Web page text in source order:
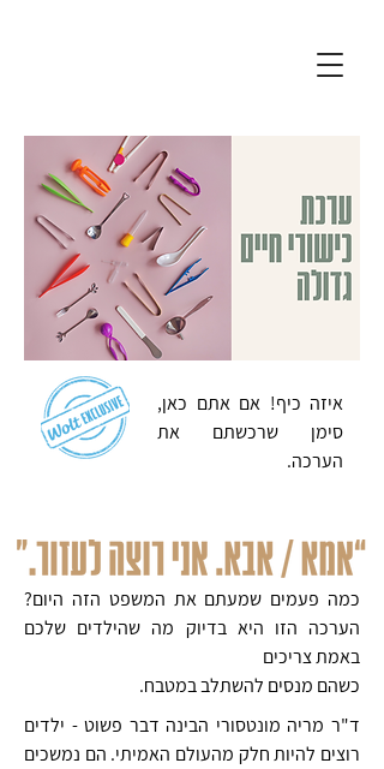
איזה כיף! אם אתם כאן,
סימן שרכשתם את
הערכה.
כמה פעמים שמעתם את המשפט הזה היום?
הערכה הזו היא בדיוק מה שהילדים שלכם
באמת צריכים
כשהם מנסים להשתלב במטבח.
ד"ר מריה מונטסורי הבינה דבר פשוט - ילדים
רוצים להיות חלק מהעולם האמיתי. הם נמשכים